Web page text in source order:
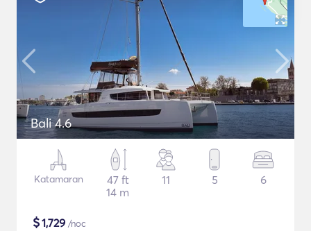
Bali 4.6
Katamaran
47 ft
14 m
11 5 6
$1,729 /noc